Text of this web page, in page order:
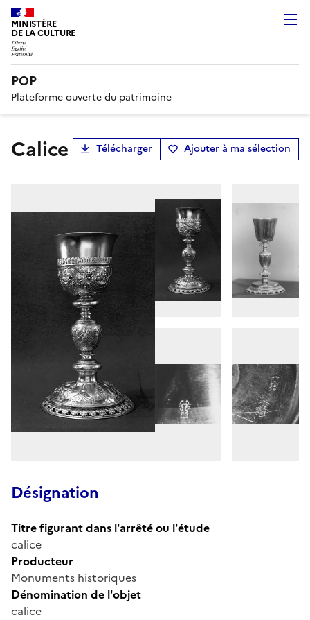
MINISTÈRE
DE LA CULTURE
POP
Plateforme ouverte du patrimoine
calice Télécharger Ajouter à ma sélection
Désignation
Titre figurant dans l'arrêté ou l'étude
calice
Producteur
Monuments historiques
Dénomination de l'objet
calice